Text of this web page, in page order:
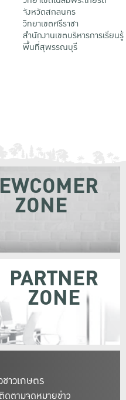
จังหวัดสกลนคร
วิทยาเขตศรีราชา
สำนักงานเขตบริหารการเรียนรู้
พื้นที่สุพรรณบุรี
าวเกษตร
ตามจดหมายข่าว
ZONE
PARTNER
ZONE